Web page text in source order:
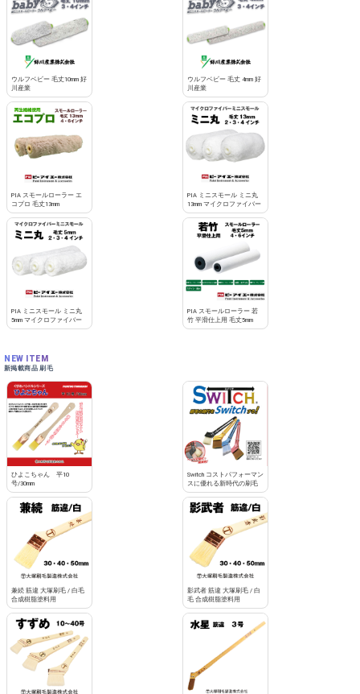
お買い物を続ける カートへ進む
ウルフベビー 毛丈10mm 好
川産業
ウルフベビー 毛丈 4mm 好
川産業
PIA スモールローラー エ
コプロ 毛丈13mm
PIA ミニスモール ミニ丸
13mm マイクロファイバー
PIA ミニスモール ミニ丸
5mm マイクロファイバー
PIA スモールローラー 若
竹 平滑仕上用 毛丈5mm
NEW ITEM
新掲載商品 刷毛
ひよこちゃん 平10
号/30mm
Switch コストパフォーマン
スに優れる新時代の刷毛
兼続 筋違 大塚刷毛 / 白毛
合成樹脂塗料用
影武者 筋違 大塚刷毛 / 白
毛 合成樹脂塗料用